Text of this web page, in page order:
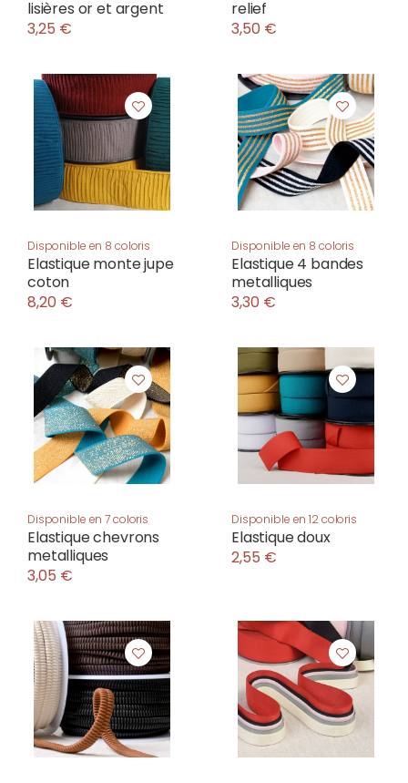
lisières or et argent
3,25 €
relief
3,50 €
Disponible en 8 coloris
Elastique monte jupe
coton
8,20 €
Disponible en 8 coloris
Elastique 4 bandes
metalliques
3,30 €
Disponible en 7 coloris
Elastique chevrons
metalliques
3,05 €
Disponible en 12 coloris
Elastique doux
2,55 €